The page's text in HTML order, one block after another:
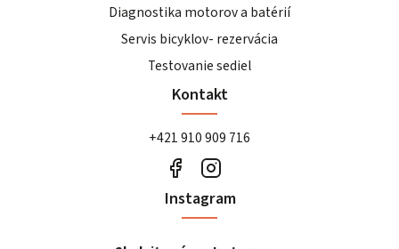
Diagnostika motorov a batérií
Servis bicyklov- rezervácia
Testovanie sediel
Kontakt
+421 910 909 716
Instagram